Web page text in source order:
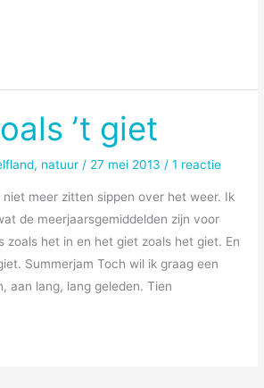
’t giet
, natuur / 27 mei 2013/1 reactie
niet meer zitten sippen over het weer. Ik
de meerjaarsgemiddelden zijn voor
zoals het in en het giet zoals het giet. En
Summerjam Toch wil ik graag een
aan lang, lang geleden. Tien